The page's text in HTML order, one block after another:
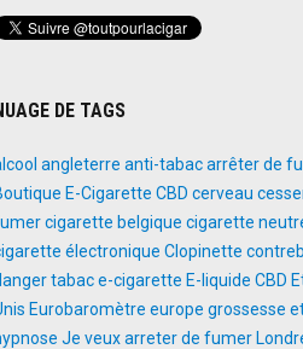
DE TAGS
angleterre anti-tabacarrêter de
E-Cigarette CBD cerveau
cigarette belgique cigarette
électronique Clopinette
tabace-cigarette E-liquide CBD
Eurobaromètre europe grossesse
Je veux arreter de fumer